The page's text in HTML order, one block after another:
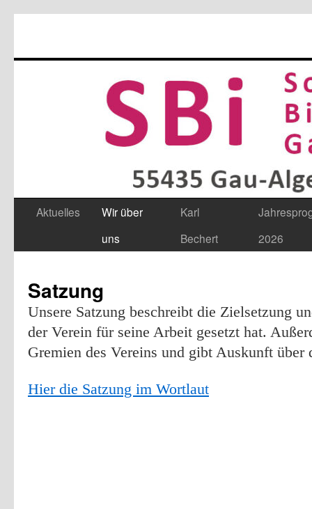
Zum
Aktuelles
Wir über
uns
Karl
Bechert
2026
Satzung
Unsere Satzung beschreibt die Zielsetzung
der Verein für seine Arbeit gesetzt hat.
Gremien des Vereins und gibt Auskunft über
Hier die Satzung im Wortlaut